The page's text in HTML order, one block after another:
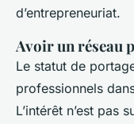
d’entrepreneuriat.
Avoir un réseau
Le statut de
professionnels
L’intérêt n’est pas